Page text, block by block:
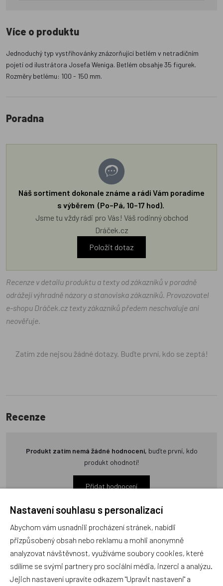
Více o produktu
Jednoduchý typ vystřihovánky znázorňující betlém v netradičním
pojetí od ilustrátora Josefa Weniga. Betlém obsahje 35 figurek.
Rozměry betlému: 100 - 150 mm.
Poradna
Náš sortiment dokonale známe a rádi Vám poradíme
s výběrem (Po–Pá, 10–17 hod).
Jsme tu vždy rádi pro Vás! Váš rodinný obchod
Dráček.cz
Položit dotaz
Recenze v detailu produktu a texty od zákazníků v poradně
odrážejí výhradně názory a stanoviska zákazníků. Provozovatel
e-shopu Dráček.cz texty zákazníků předem neschvaluje ani
neověřuje.
Zatím zde nejsou žádné dotazy. Buďte první, kdo se zeptá!
Recenze
Produkt zatím nemá žádné hodnocení, buďte první, kdo
produkt ohodnotí!
Přidat hodnocení
Zboží se stejným motivem
Nastavení souhlasu s personalizací
Abychom vám usnadnili procházení stránek, nabídli
přizpůsobený obsah nebo reklamu a mohli anonymně
analyzovat návštěvnost, využíváme soubory cookies, které
sdílíme se svými partnery pro sociální média, inzerci a analýzu.
Jejich nastavení upravíte odkazem "Upravit nastavení" a